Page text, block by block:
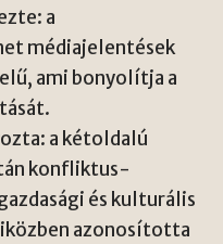
a
médiajelentések
ami bonyolítja a
a kétoldalú
konfliktus-
és kulturális
azonosította